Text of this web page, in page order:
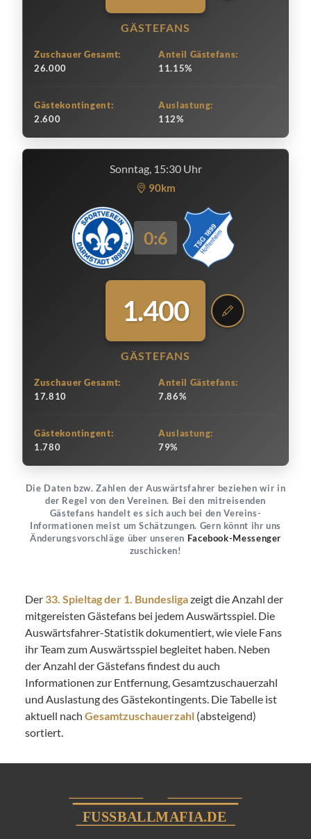
GÄSTEFANS
Zuschauer Gesamt:
26.000
Anteil Gästefans:
11.15%
Gästekontingent:
2.600
Auslastung:
112%
Sonntag, 15:30 Uhr
90km
0:6
1.400
GÄSTEFANS
Zuschauer Gesamt:
17.810
Anteil Gästefans:
7.86%
Gästekontingent:
1.780
Auslastung:
79%
Die Daten bzw. Zahlen der Auswärtsfahrer beziehen wir in
der Regel von den Vereinen. Bei den mitreisenden
Gästefans handelt es sich auch bei den Vereins-
Informationen meist um Schätzungen. Gern könnt ihr uns
Änderungsvorschläge über unseren Facebook-Messenger
zuschicken!
Der 33. Spieltag der 1. Bundesligazeigt die Anzahl der
mitgereisten Gästefans bei jedem Auswärtsspiel. Die
Auswärtsfahrer-Statistik dokumentiert, wie viele Fans
ihr Team zum Auswärtsspiel begleitet haben. Neben
der Anzahl der Gästefans findest du auch
Informationen zur Entfernung, Gesamtzuschauerzahl
und Auslastung des Gästekontingents. Die Tabelle ist
aktuell nach Gesamtzuschauerzahl (absteigend)
sortiert.